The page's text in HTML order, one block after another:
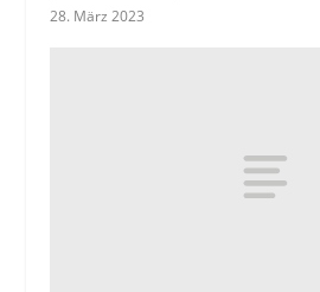
28. März 2023